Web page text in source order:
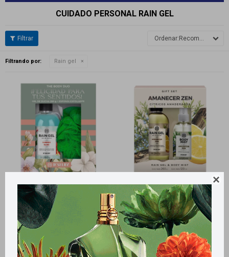

CUIDADO PERSONAL RAIN GEL
Recomendados
Filtrando por: Rain gel
Llega
Llega HOY
Dr. Selby Pack Rain gel - Gel
de ducha Summer Bliss 260g
LlegaHOY
LlegaHOY
Set gel de ducha + Body mist
Rain gel - Amanacer Zen